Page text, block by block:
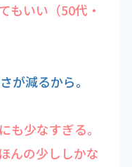
もいい（50代・
が減るから。
も少なすぎる。
んの少ししかな